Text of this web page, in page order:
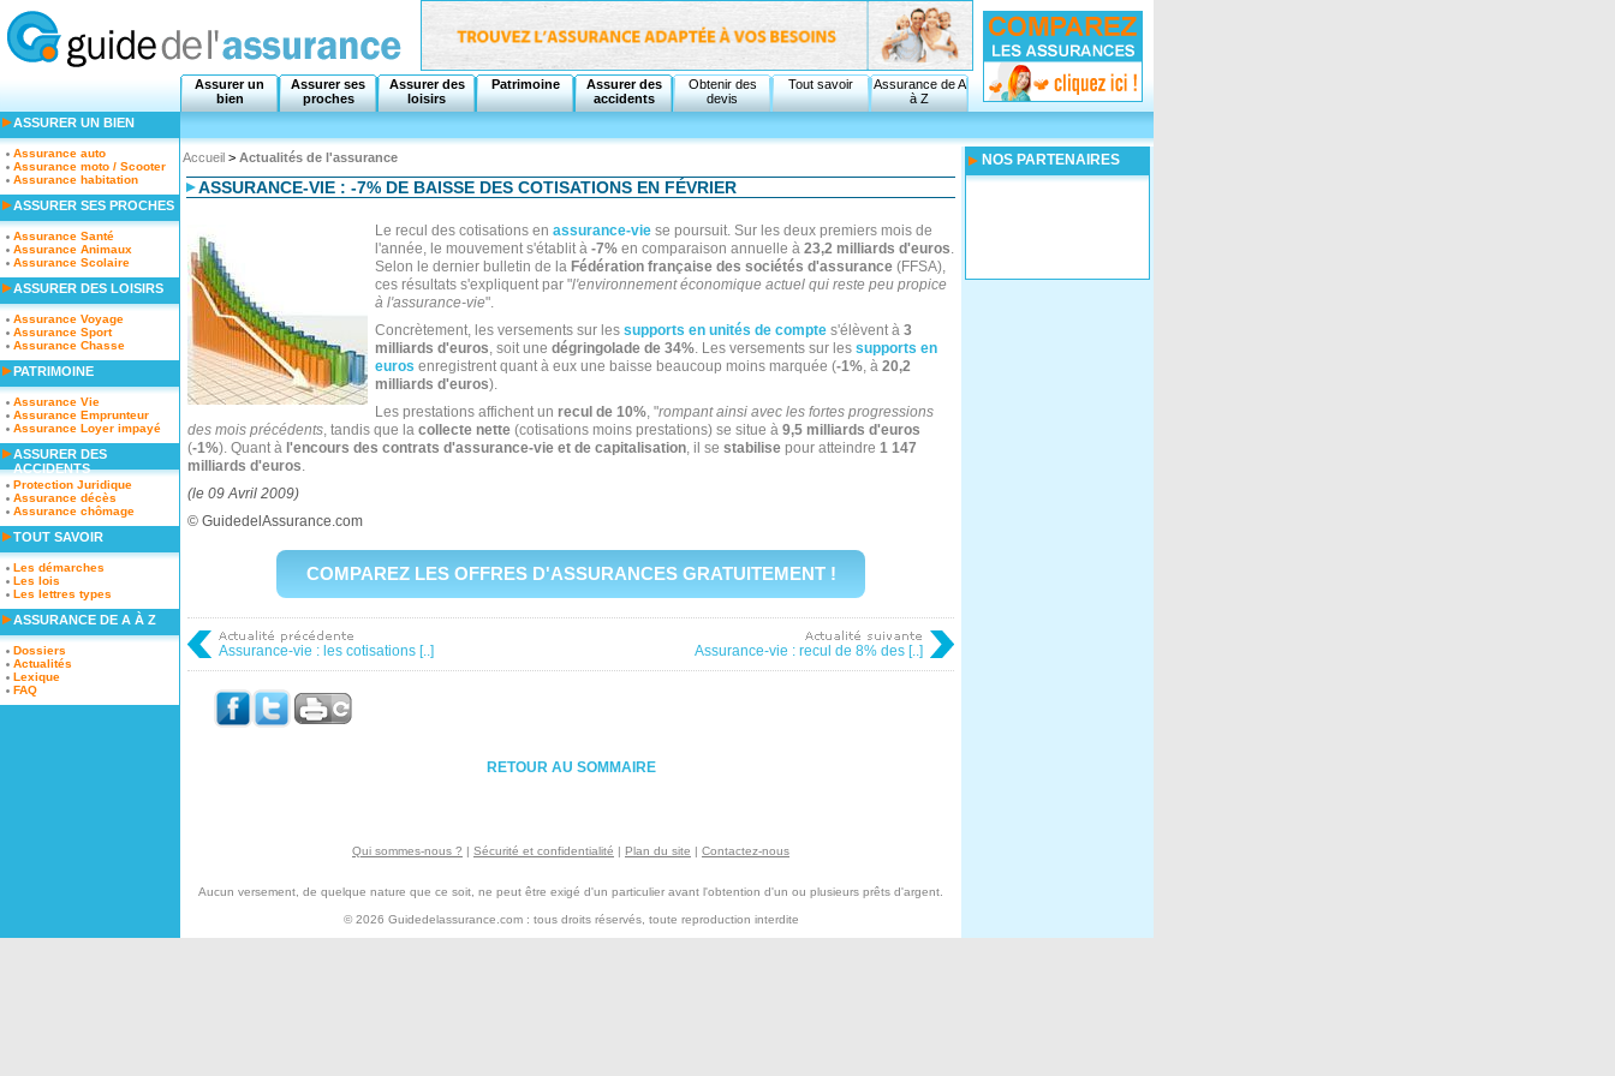
Assurer un
bien
Assurer ses
proches
Assurer des
loisirs
Patrimoine
Assurer des
accidents
Obtenir des
devis
Tout savoir
Assurance de A
à Z
Accueil > Actualités de l'assurance
ASSURANCE-VIE : -7% DE BAISSE DES COTISATIONS EN FÉVRIER
Le recul des cotisations en assurance-vie se poursuit. Sur les deux premiers mois de
l'année, le mouvement s'établit à -7% en comparaison annuelle à 23,2 milliards d'euros.
Selon le dernier bulletin de la Fédération française des sociétés d'assurance (FFSA),
ces résultats s'expliquent par "l'environnement économique actuel qui reste peu propice
à l'assurance-vie".
Concrètement, les versements sur les supports en unités de compte s'élèvent à 3
milliards d'euros, soit une dégringolade de 34%. Les versements sur les supports en
euros enregistrent quant à eux une baisse beaucoup moins marquée (-1%, à 20,2
milliards d'euros).
Les prestations affichent un recul de 10%, "rompant ainsi avec les fortes progressions
des mois précédents, tandis que la collecte nette (cotisations moins prestations) se situe à 9,5 milliards d'euros
(-1%). Quant à l'encours des contrats d'assurance-vie et de capitalisation, il se stabilise pour atteindre 1 147
milliards d'euros.
(le 09 Avril 2009)
© GuidedelAssurance.com
COMPAREZ LES OFFRES D'ASSURANCES GRATUITEMENT !
Assurance-vie : les cotisations [..] Assurance-vie : recul de 8% des [..]
RETOUR AU SOMMAIRE
ASSURER UN BIEN
Assurance auto
Assurance moto / Scooter
Assurance habitation
ASSURER SES PROCHES
Assurance Santé
Assurance Animaux
Assurance Scolaire
ASSURER DES LOISIRS
Assurance Voyage
Assurance Sport
Assurance Chasse
PATRIMOINE
Assurance Vie
Assurance Emprunteur
Assurance Loyer impayé
ASSURER DES
ACCIDENTS
Protection Juridique
Assurance décès
Assurance chômage
TOUT SAVOIR
Les démarches
Les lois
Les lettres types
ASSURANCE DE A À Z
Dossiers
Actualités
Lexique
FAQ
NOS PARTENAIRES
Qui sommes-nous ? | Sécurité et confidentialité | Plan du site | Contactez-nous
Aucun versement, de quelque nature que ce soit, ne peut être exigé d'un particulier avant l'obtention d'un ou plusieurs prêts d'argent.
© 2026 Guidedelassurance.com : tous droits réservés, toute reproduction interdite